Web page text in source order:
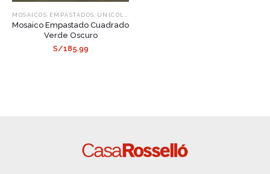
MOSAICOS EMPASTADOS , UNICOLOR CUADRADO
Mosaico Empastado Cuadrado
Verde Oscuro
S/185.99